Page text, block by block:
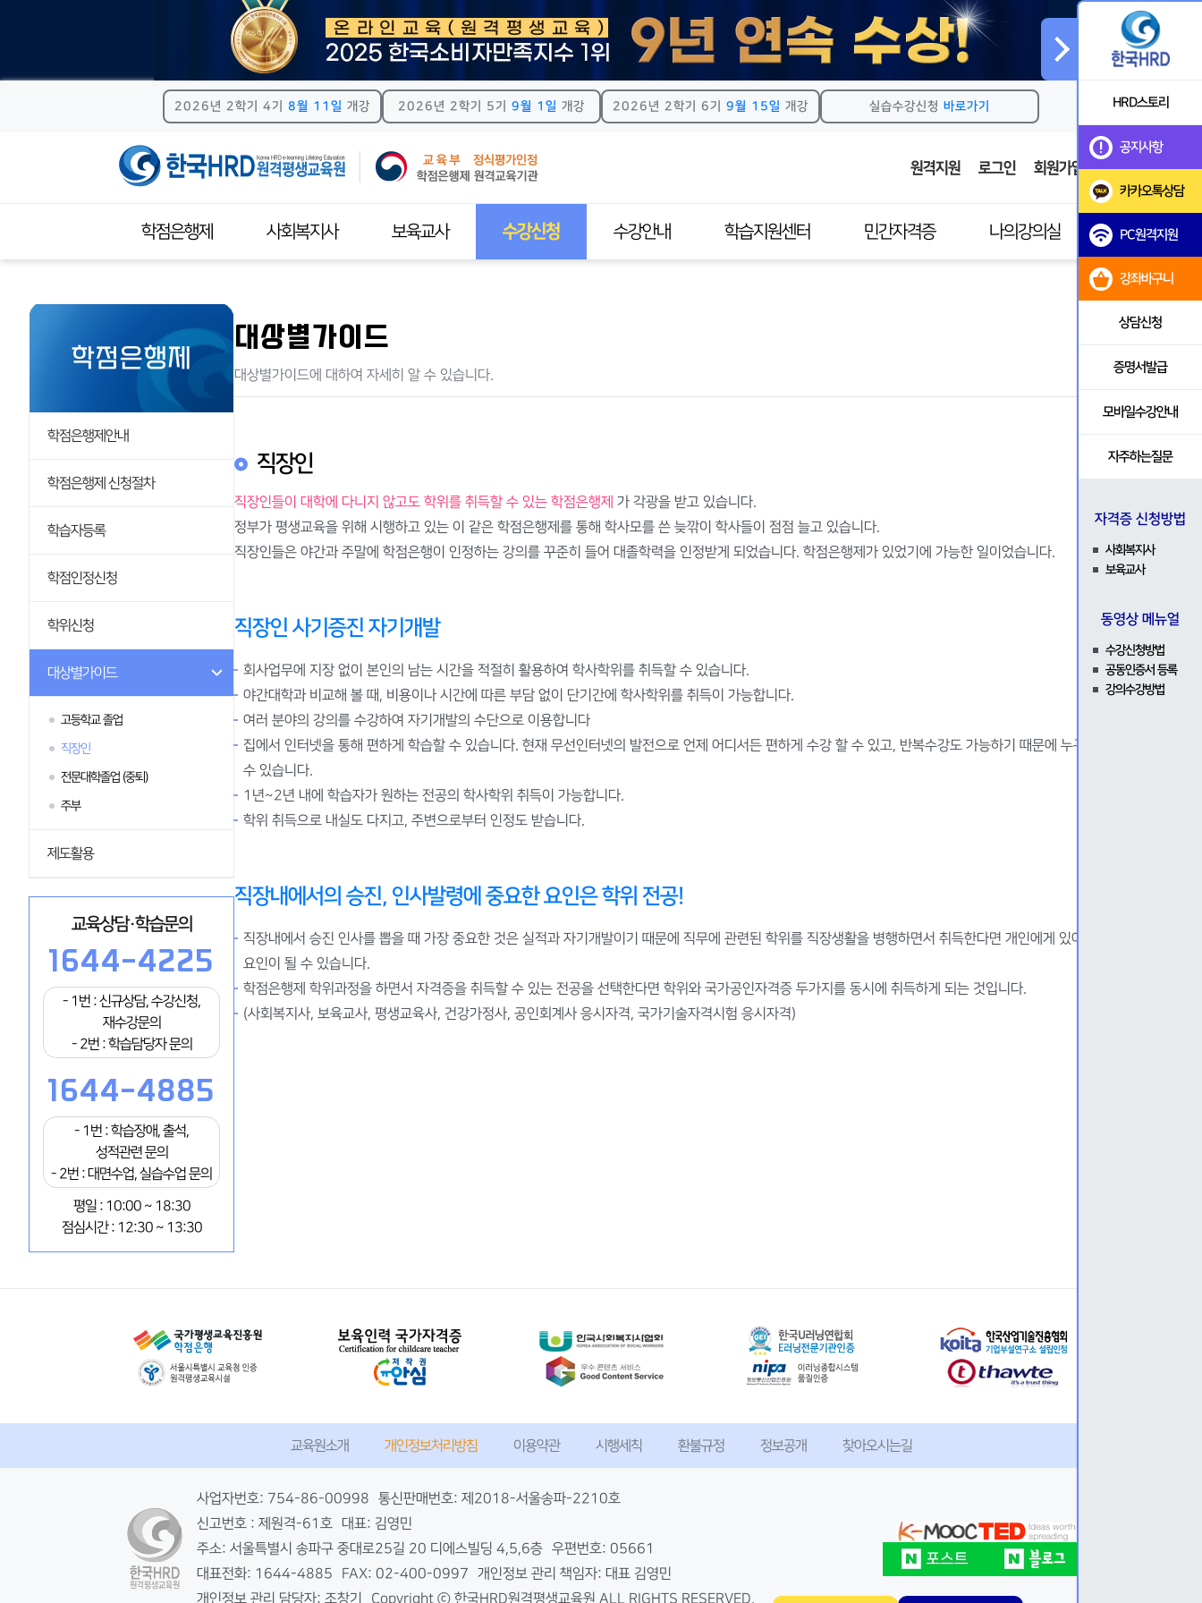
2026년 2학기 4기 8월 11일 개강 2026년 2학기 5기 9월 1일 개강 2026년 2학기 6기 9월 15일 개강 실습수강신청 바로가기
원격지원 로그인 회원가입
학점은행제
학습자등록
학점인정신청
대상별가이드
사회복지사
이수과목안내
보육교사 수강신청
보육교사
민간자격증신청
강좌바구니
수강안내
공결사항안내
장학제도및수강후기
환불안내
학습지원센터
이벤트
실습기관검색
프로그램다운로드
민간자격증
자격증발급확인
나의강의실
나의신청내역
학점은행제
학점은행제안내
학점은행제 신청절차
학습자등록
학점인정신청
학위신청
대상별가이드
고등학교 졸업
직장인
전문대학졸업 (중퇴)
주부
제도활용
교육상담·학습문의
1644-4225
- 1번 : 신규상담, 수강신청,
재수강문의
- 2번 : 학습담당자 문의
1644-4885
- 1번 : 학습장애, 출석,
성적관련 문의
- 2번 : 대면수업, 실습수업 문의
평일 : 10:00 ~ 18:30
점심시간 : 12:30 ~ 13:30
대상별가이드
대상별가이드에 대하여 자세히 알 수 있습니다.
직장인
직장인들이 대학에 다니지 않고도 학위를 취득할 수 있는 학점은행제 가 각광을 받고 있습니다.
정부가 평생교육을 위해 시행하고 있는 이 같은 학점은행제를 통해 학사모를 쓴 늦깎이 학사들이 점점 늘고 있습니다.
직장인들은 야간과 주말에 학점은행이 인정하는 강의를 꾸준히 들어 대졸학력을 인정받게 되었습니다. 학점은행제가 있었기에 가능한 일이었습니다.
직장인 사기증진 자기개발
회사업무에 지장 없이 본인의 남는 시간을 적절히 활용하여 학사학위를 취득할 수 있습니다.
야간대학과 비교해 볼 때, 비용이나 시간에 따른 부담 없이 단기간에 학사학위를 취득이 가능합니다.
여러 분야의 강의를 수강하여 자기개발의 수단으로 이용합니다
집에서 인터넷을 통해 편하게 학습할 수 있습니다. 현재 무선인터넷의 발전으로 언제 어디서든 편하게 수강 할 수 있고, 반복수강도 가능하기 때문에 누구든 쉽게 이해할
수 있습니다.
1년~2년 내에 학습자가 원하는 전공의 학사학위 취득이 가능합니다.
학위 취득으로 내실도 다지고, 주변으로부터 인정도 받습니다.
직장내에서의 승진, 인사발령에 중요한 요인은 학위 전공!
직장내에서 승진 인사를 뽑을 때 가장 중요한 것은 실적과 자기개발이기 때문에 직무에 관련된 학위를 직장생활을 병행하면서 취득한다면 개인에게 있어서 큰 플러스
요인이 될 수 있습니다.
학점은행제 학위과정을 하면서 자격증을 취득할 수 있는 전공을 선택한다면 학위와 국가공인자격증 두가지를 동시에 취득하게 되는 것입니다.
(사회복지사, 보육교사, 평생교육사, 건강가정사, 공인회계사 응시자격, 국가기술자격시험 응시자격)
교육원소개 개인정보처리방침 이용약관 시행세칙 환불규정 정보공개 찾아오시는길
사업자번호: 754-86-00998
통신판매번호: 제2018-서울송파-2210호
신고번호 : 제원격-61호 대표: 김영민
주소: 서울특별시 송파구 중대로25길 20 디에스빌딩 4,5,6층 우편번호: 05661
대표전화: 1644-4885
FAX: 02-400-0997
개인정보 관리 책임자: 대표 김영민
개인정보 관리 담당자: 조창기
Copyright ⓒ 한국HRD원격평생교육원 ALL RIGHTS RESERVED.
HRD스토리
공지사항
카카오톡상담
PC원격지원
강좌바구니
상담신청
증명서발급
모바일수강안내
자주하는질문
자격증 신청방법
사회복지사
보육교사
동영상 메뉴얼
수강신청방법
공동인증서 등록
강의수강방법